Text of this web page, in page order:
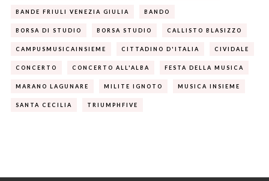
BANDE FRIULI VENEZIA GIULIA BANDO
BORSA DI STUDIO BORSA STUDIO CALLISTO BLASIZZO
CAMPUSMUSICAINSIEME CITTADINO D'ITALIA CIVIDALE
CONCERTO CONCERTO ALL'ALBA FESTA DELLA MUSICA
MARANO LAGUNARE MILITE IGNOTO MUSICA INSIEME
SANTA CECILIA TRIUMPHFIVE